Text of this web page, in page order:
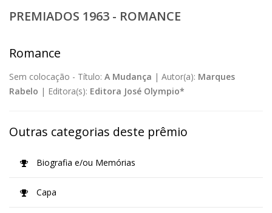
PREMIADOS 1963 - ROMANCE
Romance
Sem colocação - Título: A Mudança | Autor(a): Marques
Rabelo | Editora(s): Editora José Olympio*
Outras categorias deste prêmio
Biografia e/ou Memórias
Capa